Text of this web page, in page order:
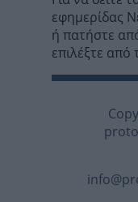
εφημερίδας
ή πατήστε
επιλέξτε από